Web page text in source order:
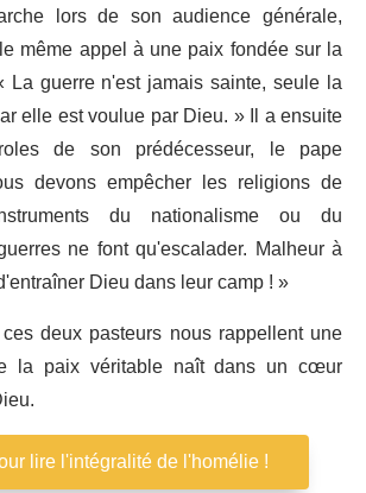
lors de son audience générale,
même appel à une paix fondée sur la
guerre n'est jamais sainte, seule la
elle est voulue par Dieu. » Il a ensuite
de son prédécesseur, le pape
devons empêcher les religions de
du nationalisme ou du
ne font qu'escalader. Malheur à
Dieu dans leur camp ! »
deux pasteurs nous rappellent une
la paix véritable naît dans un cœur
lire l'intégralité de l'homélie !